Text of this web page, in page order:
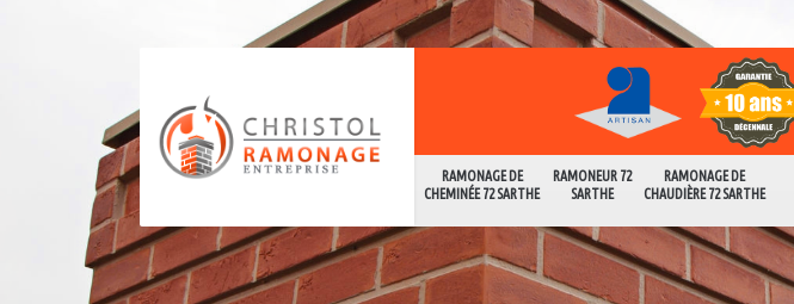
RAMONAGE DE
CHEMINÉE 72 SARTHE
RAMONEUR 72
SARTHE
RAMONAGE DE
CHAUDIÈRE 72 SARTHE